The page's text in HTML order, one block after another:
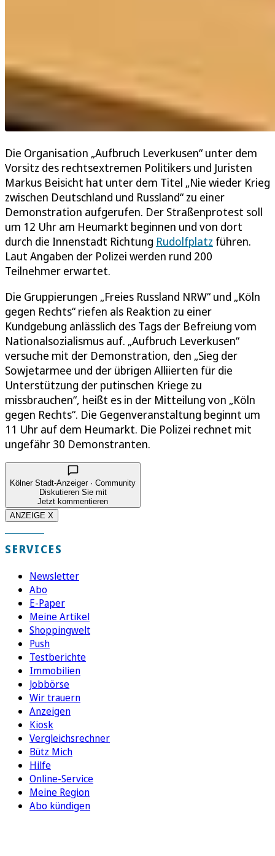
Die Organisation „Aufbruch Leverkusen“ unter dem
Vorsitz des rechtsextremen Politikers und Juristen
Markus Beisicht hat unter dem Titel „Nie wieder Krieg
zwischen Deutschland und Russland“ zu einer
Demonstration aufgerufen. Der Straßenprotest soll
um 12 Uhr am Heumarkt beginnen und von dort
durch die Innenstadt Richtung Rudolfplatz führen.
Laut Angaben der Polizei werden rund 200
Teilnehmer erwartet.
Die Gruppierungen „Freies Russland NRW“ und „Köln
gegen Rechts“ riefen als Reaktion zu einer
Kundgebung anlässlich des Tags der Befreiung vom
Nationalsozialismus auf. „Aufbruch Leverkusen“
versuche mit der Demonstration, den „Sieg der
Sowjetarmee und der übrigen Alliierten für die
Unterstützung der putinschen Kriege zu
missbrauchen“, heißt es in der Mitteilung von „Köln
gegen Rechts“. Die Gegenveranstaltung beginnt um
11 Uhr auf dem Heumarkt. Die Polizei rechnet mit
ungefähr 30 Demonstranten.
Kölner Stadt-Anzeiger · Community
Diskutieren Sie mit
Jetzt kommentieren
ANZEIGE X
SERVICES
Newsletter
Abo
E-Paper
Meine Artikel
Shoppingwelt
Push
Testberichte
Immobilien
Jobbörse
Wir trauern
Anzeigen
Kiosk
Vergleichsrechner
Bütz Mich
Hilfe
Online-Service
Meine Region
Abo kündigen